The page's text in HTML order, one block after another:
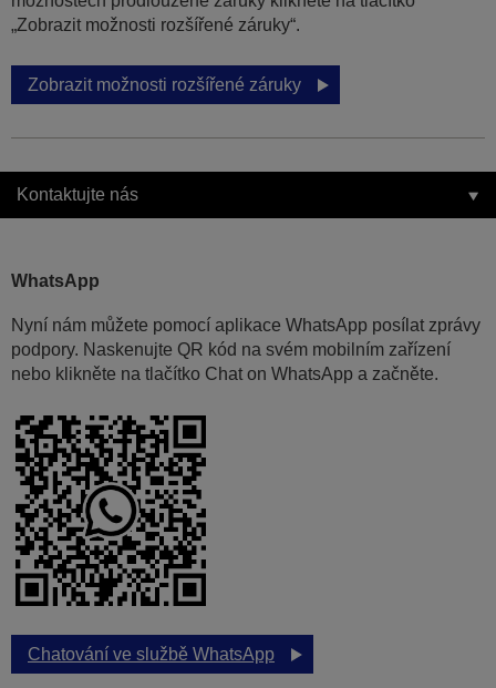
„Zobrazit možnosti rozšířené záruky“.
Zobrazit možnosti rozšířené záruky
Kontaktujte nás
WhatsApp
Nyní nám můžete pomocí aplikace WhatsApp posílat zprávy
podpory. Naskenujte QR kód na svém mobilním zařízení
nebo klikněte na tlačítko Chat on WhatsApp a začněte.
Chatování ve službě WhatsApp